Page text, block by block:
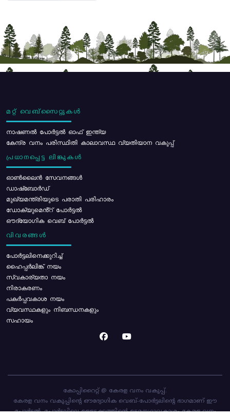
മറ്റ് വെബ്സൈറ്റുകൾ
നാഷണൽ പോർട്ടൽ ഓഫ് ഇന്ത്യ
കേന്ദ്ര വനം പരിസ്ഥിതി കാലാവസ്ഥ വ്യതിയാന വകുപ്പ്
പ്രധാനപ്പെട്ട ലിങ്കുകൾ
ഓൺലൈൻ സേവനങ്ങൾ
ഡാഷ്ബോർഡ്
മുഖ്യമന്ത്രിയുടെ പരാതി പരിഹാരം
ഡോക്യുമെൻ്റ് പോർട്ടൽ
ഔദ്യോഗിക വെബ് പോർട്ടൽ
വിവരങ്ങൾ
പോര്‍ട്ടലിനെക്കുറിച്ച്
ഹൈപ്പർലിങ്ക് നയം
സ്വകാര്യതാ നയം
നിരാകരണം
പകർപ്പവകാശ നയം
വ്യവസ്ഥകളും നിബന്ധനകളും
സഹായം
കോപ്പിറൈറ്റ് @ കേരള വനം വകുപ്പ്.
കേരള വനം വകുപ്പിന്റെ ഔദ്യോഗിക വെബ്-പോർട്ടലിന്റെ ഭാഗമാണ് ഈ
പോർട്ടൽ. പോർട്ടലിലെ ഉള്ളടക്കത്തിന്റെ ഉടമസ്ഥാവകാശം കേരള വനം